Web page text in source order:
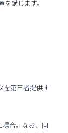
講じます。
を第三者提供す
場合。なお、同